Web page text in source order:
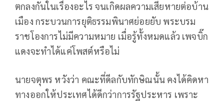
ตกลงกันในเรื่องอะไร จนเกิดผลความเสียหายต่อบ้าน
เมือง กระบวนการยุติธรรมพินาศย่อยยับ พระบรม
ราชโองการไม่มีความหมาย เมื่อรู้ทั้งหมดแล้ว เพจบิ๊ก
แดงจะทำได้แค่โพสต์หรือไม่
นายจตุพร หวังว่า คณะที่ดีลกับทักษิณนั้น คงได้คิดหา
ทางออกให้ประเทศได้ดีกว่าการรัฐประหาร เพราะ